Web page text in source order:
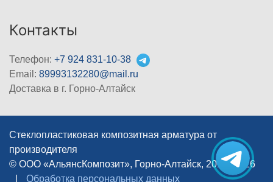
Контакты
Телефон: +7 924 831-10-38
Email: 89993132280@mail.ru
Доставка в г. Горно-Алтайск
Стеклопластиковая композитная арматура от
производителя
© ООО «АльянсКомпозит», Горно-Алтайск, 2012–2026
Обработка персональных данных